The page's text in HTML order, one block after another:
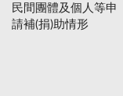
民間團體及個人等申
請補(捐)助情形